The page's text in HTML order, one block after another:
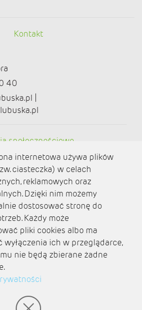
Kontakt
40
|
społecznościowe
internetowa używa plików
ciasteczka) w celach
reklamowych oraz
Dzięki nim możemy
dostosować stronę do
Każdy może
pliki cookies albo ma
wyłączenia ich w przeglądarce,
nie będą zbierane żadne